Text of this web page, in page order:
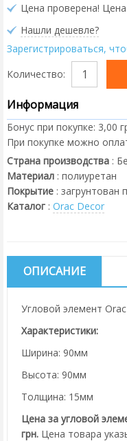
Цена проверена!
Нашли дешевле?
Зарегистрироваться,
Количество:
Информация
Бонус при покупке: 3,00
При покупке можно
Страна производства :
Материал : полиуретан
Покрытие : загрунтован
Каталог : Orac Decor
ОПИСАНИЕ
Угловой элемент
Характеристики:
Ширина: 90мм
Высота: 90мм
Толщина: 15мм
Цена за угловой
грн. Цена товара